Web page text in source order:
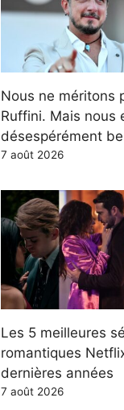
Nous ne méritons
Ruffini. Mais nous
désespérément
7 août 2026
Les 5 meilleures
romantiques
dernières années
7 août 2026